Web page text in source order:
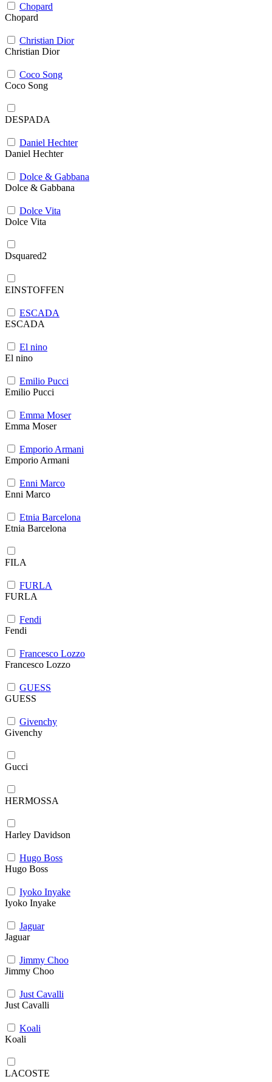
Chopard
Chopard
Christian Dior
Christian Dior
Coco Song
Coco Song
DESPADA
Daniel Hechter
Daniel Hechter
Dolce & Gabbana
Dolce & Gabbana
Dolce Vita
Dolce Vita
Dsquared2
EINSTOFFEN
ESCADA
ESCADA
El nino
El nino
Emilio Pucci
Emilio Pucci
Emma Moser
Emma Moser
Emporio Armani
Emporio Armani
Enni Marco
Enni Marco
Etnia Barcelona
Etnia Barcelona
FILA
FURLA
FURLA
Fendi
Fendi
Francesco Lozzo
Francesco Lozzo
GUESS
GUESS
Givenchy
Givenchy
Gucci
HERMOSSA
Harley Davidson
Hugo Boss
Hugo Boss
Iyoko Inyake
Iyoko Inyake
Jaguar
Jaguar
Jimmy Choo
Jimmy Choo
Just Cavalli
Just Cavalli
Koali
Koali
LACOSTE